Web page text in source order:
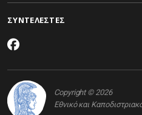
ΣΥΝΤΕΛΕΣΤΕΣ
Copyright © 2026
Εθνικό και